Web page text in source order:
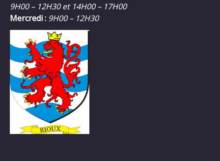
9H00 – 12H30 et 14H00 – 17H00
Mercredi : 9H00 – 12H30